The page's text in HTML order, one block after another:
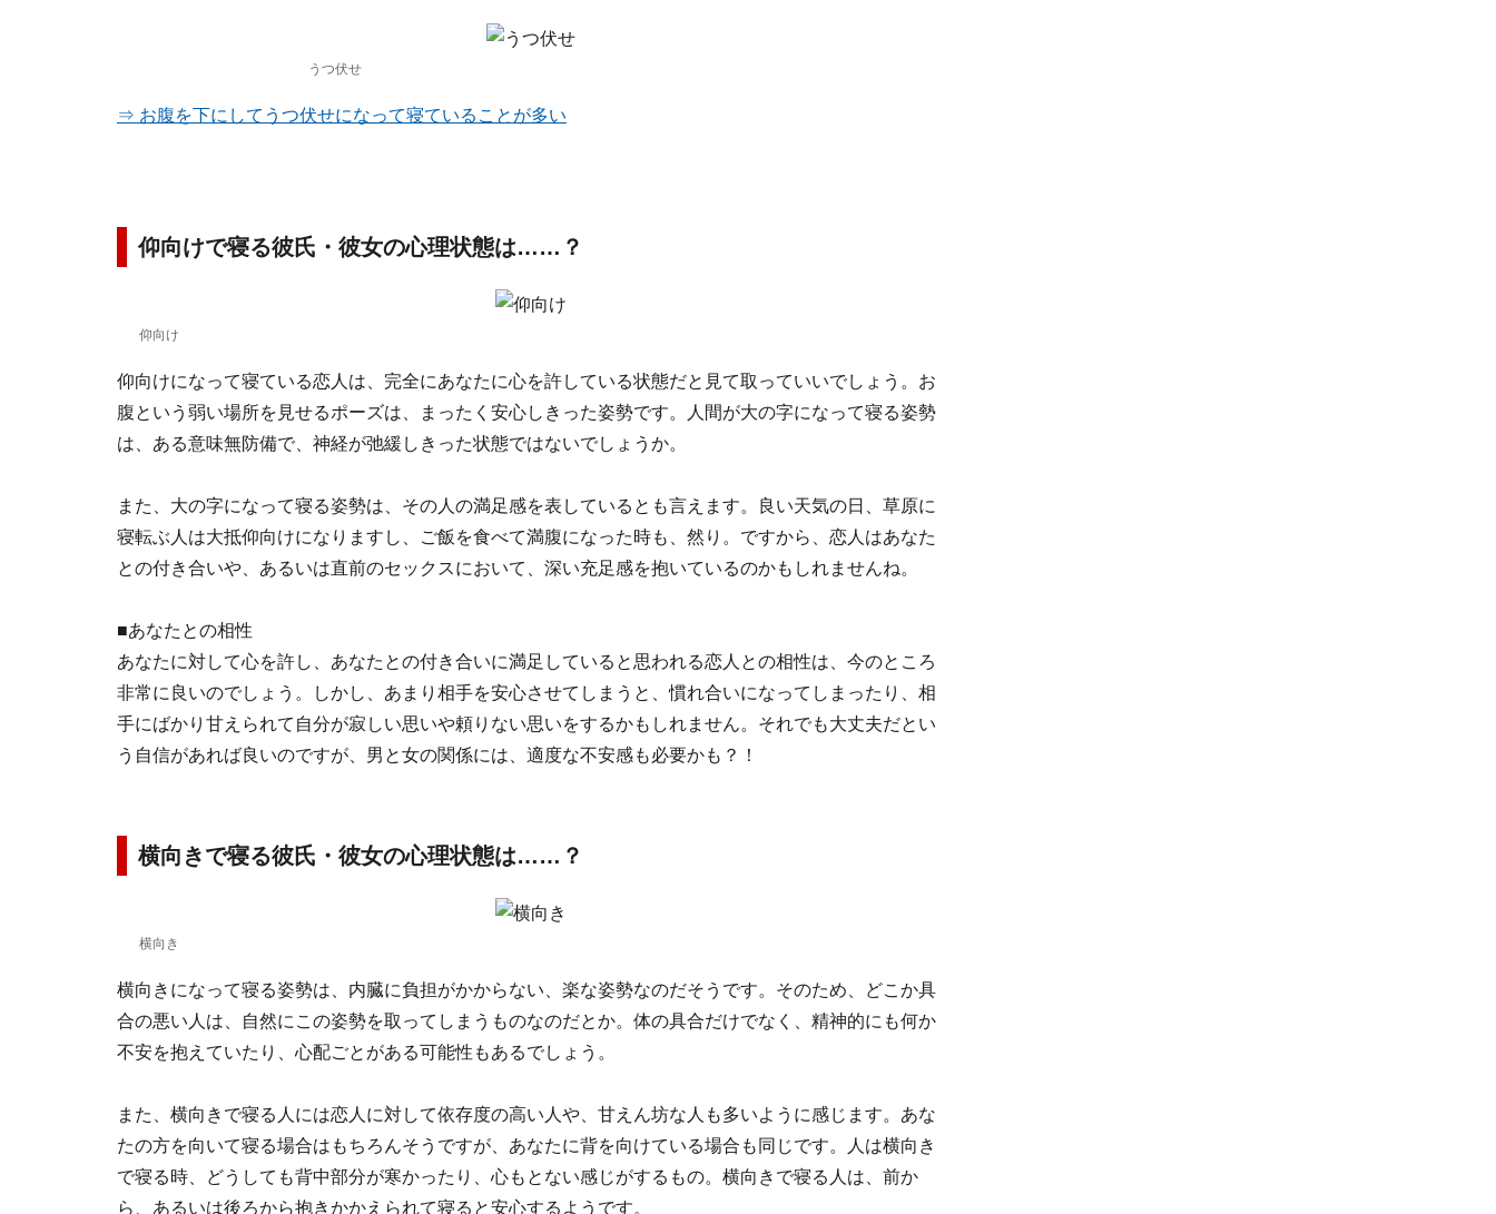
うつ伏せ
⇒ お腹を下にしてうつ伏せになって寝ていることが多い
仰向けで寝る彼氏・彼女の心理状態は……？
仰向け
仰向けになって寝ている恋人は、完全にあなたに心を許している状態だと見て取っていいでしょう。お
腹という弱い場所を見せるポーズは、まったく安心しきった姿勢です。人間が大の字になって寝る姿勢
は、ある意味無防備で、神経が弛緩しきった状態ではないでしょうか。
また、大の字になって寝る姿勢は、その人の満足感を表しているとも言えます。良い天気の日、草原に
寝転ぶ人は大抵仰向けになりますし、ご飯を食べて満腹になった時も、然り。ですから、恋人はあなた
との付き合いや、あるいは直前のセックスにおいて、深い充足感を抱いているのかもしれませんね。
■あなたとの相性
あなたに対して心を許し、あなたとの付き合いに満足していると思われる恋人との相性は、今のところ
非常に良いのでしょう。しかし、あまり相手を安心させてしまうと、慣れ合いになってしまったり、相
手にばかり甘えられて自分が寂しい思いや頼りない思いをするかもしれません。それでも大丈夫だとい
う自信があれば良いのですが、男と女の関係には、適度な不安感も必要かも？！
横向きで寝る彼氏・彼女の心理状態は……？
横向き
横向きになって寝る姿勢は、内臓に負担がかからない、楽な姿勢なのだそうです。そのため、どこか具
合の悪い人は、自然にこの姿勢を取ってしまうものなのだとか。体の具合だけでなく、精神的にも何か
不安を抱えていたり、心配ごとがある可能性もあるでしょう。
また、横向きで寝る人には恋人に対して依存度の高い人や、甘えん坊な人も多いように感じます。あな
たの方を向いて寝る場合はもちろんそうですが、あなたに背を向けている場合も同じです。人は横向き
で寝る時、どうしても背中部分が寒かったり、心もとない感じがするもの。横向きで寝る人は、前か
ら、あるいは後ろから抱きかかえられて寝ると安心するようです。